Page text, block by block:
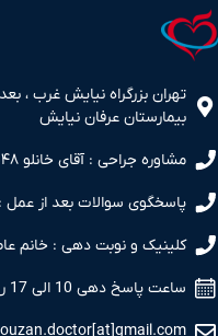
بزرگراه نیایش غرب ، بعد از
عرفان نیایش
جراحی : آقای خانلو ۰۹۱۲۴۷۰۵۰۴۸
سوالات بعد از عمل : آقای منتظری
و نوبت دهی : خانم عاطفی ۰۹۱۰۴۸۰۸۱۶۶- 02149796289
دهی 10 الی 17 روز های شنبه الی چهارشنبه